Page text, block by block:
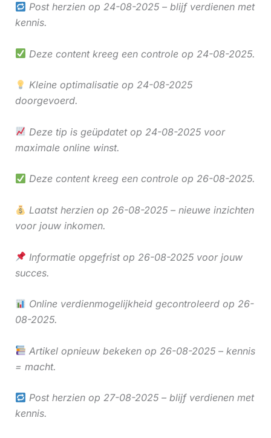
Post herzien op 24-08-2025 – blijf verdienen met
kennis.
Deze content kreeg een controle op 24-08-2025.
Kleine optimalisatie op 24-08-2025
doorgevoerd.
Deze tip is geüpdatet op 24-08-2025 voor
maximale online winst.
Deze content kreeg een controle op 26-08-2025.
Laatst herzien op 26-08-2025 – nieuwe inzichten
voor jouw inkomen.
Informatie opgefrist op 26-08-2025 voor jouw
succes.
Online verdienmogelijkheid gecontroleerd op 26-
08-2025.
Artikel opnieuw bekeken op 26-08-2025 – kennis
= macht.
Post herzien op 27-08-2025 – blijf verdienen met
kennis.